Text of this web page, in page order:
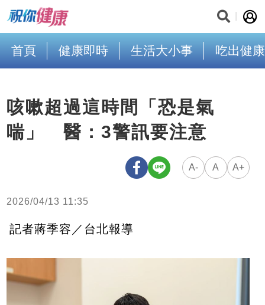
首頁 健康即時 生活大小事 吃出健康
咳嗽超過這時間「恐是氣
喘」 醫：3警訊要注意
A- A A+
2026/04/13 11:35
記者蔣季容／台北報導